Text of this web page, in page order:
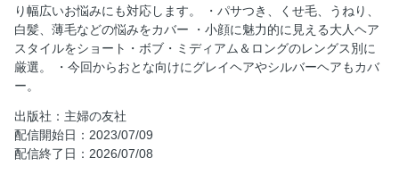
Salon List
り幅広いお悩みにも対応します。 ・パサつき、くせ毛、うねり、
白髪、薄毛などの悩みをカバー ・小顔に魅力的に見える大人ヘア
スタイルをショート・ボブ・ミディアム＆ロングのレングス別に
厳選。 ・今回からおとな向けにグレイヘアやシルバーヘアもカバ
ー。
出版社：主婦の友社
配信開始日：2023/07/09
配信終了日：2026/07/08